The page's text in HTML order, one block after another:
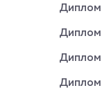
Диплом
Диплом
Диплом